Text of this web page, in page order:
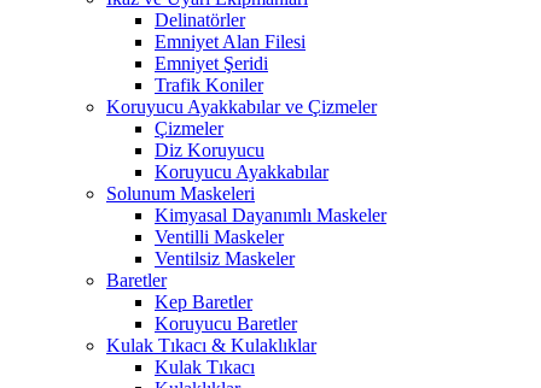
Delinatörler
Emniyet Alan Filesi
Emniyet Şeridi
Trafik Koniler
Koruyucu Ayakkabılar ve Çizmeler
Çizmeler
Diz Koruyucu
Koruyucu Ayakkabılar
Solunum Maskeleri
Kimyasal Dayanımlı Maskeler
Ventilli Maskeler
Ventilsiz Maskeler
Baretler
Kep Baretler
Koruyucu Baretler
Kulak Tıkacı & Kulaklıklar
Kulak Tıkacı